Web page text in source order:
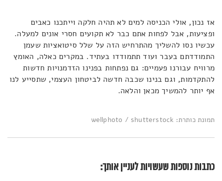
אז נכון, אולי הכניסה למים לא תהיה חלקה וייתכנו כאבים
ופציעות, אבל לפחות אתם כבר לא תקועים חסרי אונים למעלה.
עכשיו נסו להשליך מהתרחיש הזה על שלל סיטואציות שעמן
התמודדתם בעבר ועוד תתמודדו בעתיד. במקרים כאלה, האומץ
מרוויח עבורנו פעמיים: גם נפתחות בפנינו הזדמנויות חדשות
להתקדמות, וגם בנינו שכבה חדשה לביטחון העצמי, שתסייע לנו
אף יותר להמשיך מכאן והלאה.
תמונת כותרת: wellphoto / shutterstock
כתבות נוספות שעשויות לעניין אותך: